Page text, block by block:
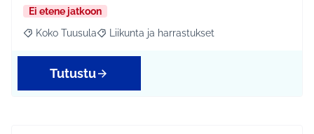
Ei etene jatkoon
Rajaa tulokset aihepiirin mukaan: Koko Tuusula
Koko Tuusula Rajaa tulokset teeman mukaan: Liikunta ja
Liikunta ja harrastukset
Tutustu